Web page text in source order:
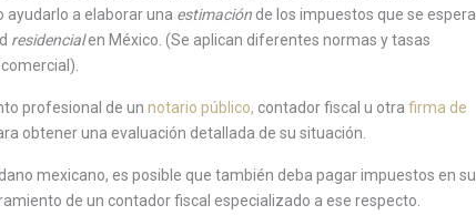
a elaborar una estimación de los impuestos que se espera
residencialen México. (Se aplican diferentes normas y tasas
profesional de un notario público, contador fiscal u otra firma de
obtener una evaluación detallada de su situación.
mexicano, es posible que también deba pagar impuestos en su
de un contador fiscal especializado a ese respecto.